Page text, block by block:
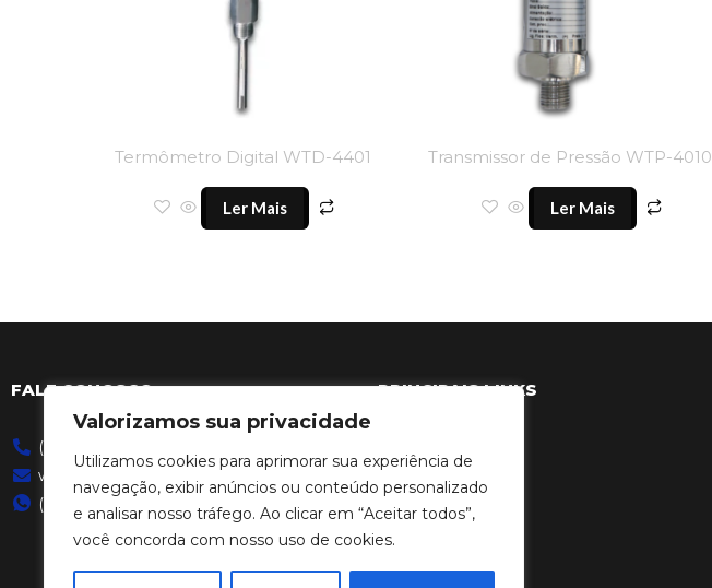
Valorizamos sua privacidade
Utilizamos cookies para aprimorar sua experiência de
navegação, exibir anúncios ou conteúdo personalizado
e analisar nosso tráfego. Ao clicar em “Aceitar todos”,
você concorda com nosso uso de cookies.
Termômetro Digital WTD-4401
Ler Mais
Transmissor de Pressão WTP-4010
Ler Mais
FALE CONOSCO
(11) 4646-2525
warme@warme.com.br
(11) 4646-2525
PRINCIPAIS LINKS
Sobre Nós
Contato